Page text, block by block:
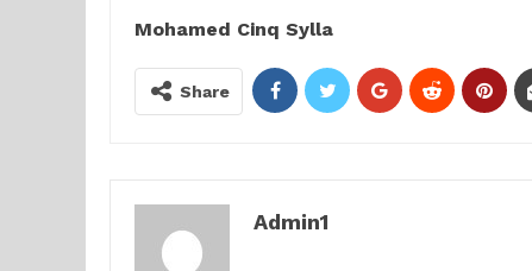
Mohamed Cinq Sylla
Share
Admin1